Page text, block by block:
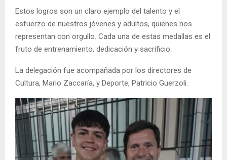
Estos logros son un claro ejemplo del talento y el
esfuerzo de nuestros jóvenes y adultos, quienes nos
representan con orgullo. Cada una de estas medallas es el
fruto de entrenamiento, dedicación y sacrificio.
La delegación fue acompañada por los directores de
Cultura, Mario Zaccaría, y Deporte, Patricio Guerzoli.